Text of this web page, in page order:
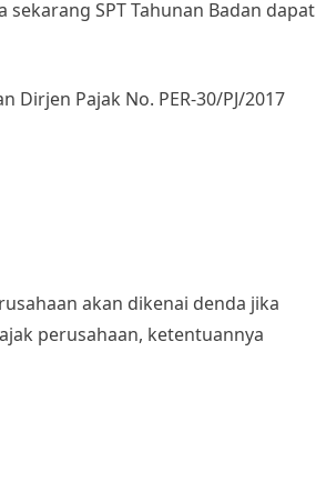
SPT Tahunan Badan dapat
Pajak No. PER-30/PJ/2017
akan dikenai denda jika
perusahaan, ketentuannya